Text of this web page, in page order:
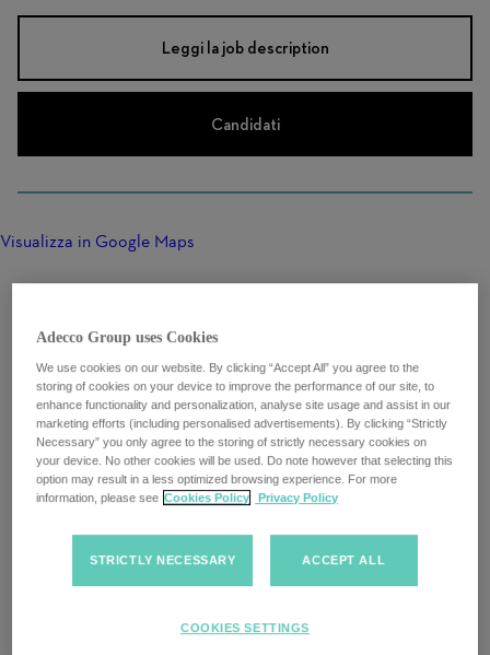
Leggi la job description
Candidati
Visualizza in Google Maps
Adecco Group uses Cookies
We use cookies on our website. By clicking “Accept All” you agree to the
storing of cookies on your device to improve the performance of our site, to
enhance functionality and personalization, analyse site usage and assist in our
marketing efforts (including personalised advertisements). By clicking “Strictly
Necessary” you only agree to the storing of strictly necessary cookies on
your device. No other cookies will be used. Do note however that selecting this
option may result in a less optimized browsing experience. For more
information, please see Cookies Policy Privacy Policy
STRICTLY NECESSARY ACCEPT ALL
COOKIES SETTINGS